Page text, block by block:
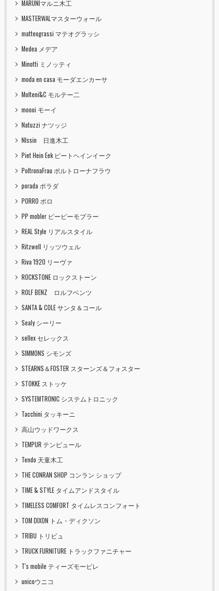
MARUNIマルニ木工
MASTERWALマスターウォール
matteograssi マテオグラッシ
Medea メデア
Minotti ミノッティ
moda en casa モーダエンカーサ
Molteni&C モルテー二
moooi モーイ
Natuzzi ナツッジ
NIssin 日進木工
Piet Hein Eek ピートヘインイーク
PoltronaFrau ポルトローナフラウ
porada ポラダ
PORRO ポロ
PP mobler ピーピーモブラー
REAL Style リアルスタイル
Ritzwell リッツウェル
Riva 1920 リーヴァ
ROCKSTONE ロックストーン
ROLF BENZ ロルフベンツ
SANTA & COLE サンタ＆コール
Sealy シーリー
sellex セレックス
SIMMONS シモンズ
STEARNS＆FOSTER スターンズ＆フォスター
STOKKE ストッケ
SYSTEMTRONIC システムトロニック
Tacchini タッキーニ
高山ウッドワークス
TEMPUR テンピュール
Tendo 天童木工
THE CONRAN SHOP コンラン ショップ
TIME & STYLE タイムアンドスタイル
TIMELESS COMFORT タイムレスコンフォート
TOM DIXON トム・ディクソン
TRIBU トリビュ
TRUCK FURNITURE トラックファニチャー
T's mobile ティーズモービレ
unicoウニコ